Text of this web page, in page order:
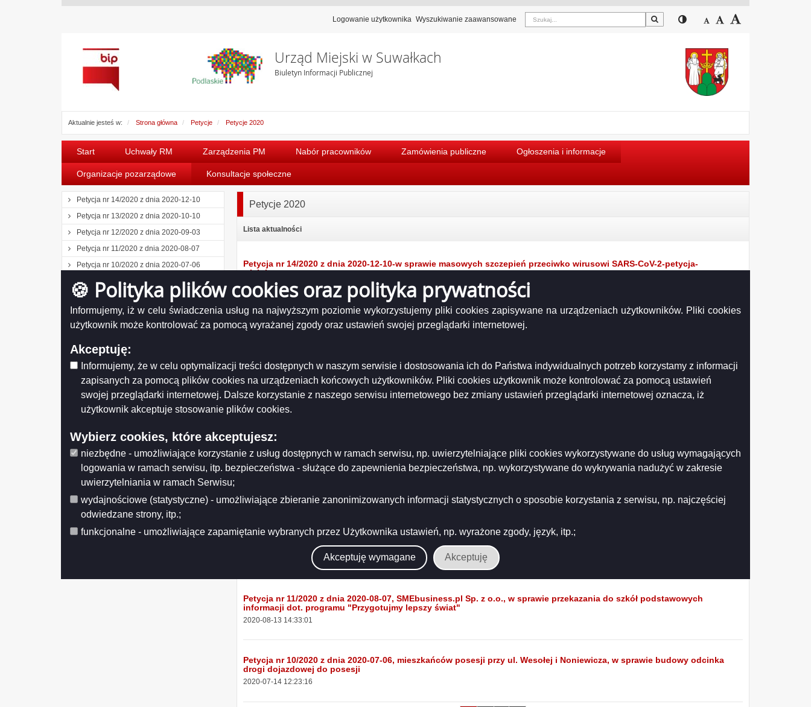
🍪 Polityka plików cookies oraz polityka prywatności
Informujemy, iż w celu świadczenia usług na najwyższym poziomie wykorzystujemy pliki cookies zapisywane na urządzeniach użytkowników. Pliki cookies
użytkownik może kontrolować za pomocą wyrażanej zgody oraz ustawień swojej przeglądarki internetowej.
Akceptuję:
Informujemy, że w celu optymalizacji treści dostępnych w naszym serwisie i dostosowania ich do Państwa indywidualnych potrzeb korzystamy z informacji
zapisanych za pomocą plików cookies na urządzeniach końcowych użytkowników. Pliki cookies użytkownik może kontrolować za pomocą ustawień
swojej przeglądarki internetowej. Dalsze korzystanie z naszego serwisu internetowego bez zmiany ustawień przeglądarki internetowej oznacza, iż
użytkownik akceptuje stosowanie plików cookies.
Wybierz cookies, które akceptujesz:
niezbędne - umożliwiające korzystanie z usług dostępnych w ramach serwisu, np. uwierzytelniające pliki cookies wykorzystywane do usług wymagających
logowania w ramach serwisu, itp. bezpieczeństwa - służące do zapewnienia bezpieczeństwa, np. wykorzystywane do wykrywania nadużyć w zakresie
uwierzytelniania w ramach Serwisu;
wydajnościowe (statystyczne) - umożliwiające zbieranie zanonimizowanych informacji statystycznych o sposobie korzystania z serwisu, np. najczęściej
odwiedzane strony, itp.;
funkcjonalne - umożliwiające zapamiętanie wybranych przez Użytkownika ustawień, np. wyrażone zgody, język, itp.;
Akceptuję wymagane Akceptuję
Logowanie użytkownika Wyszukiwanie zaawansowane Szukaj Przełącz pomiędzy
Zmniejsz czcionkę
Domyślny rozmiar
Urząd Miejski w Suwałkach
Biuletyn Informacji Publicznej
Aktualnie jesteś w: Strona główna Petycje Petycje 2020
Start Uchwały RM Zarządzenia PM Nabór pracowników Zamówienia publiczne Ogłoszenia i informacje
Organizacje pozarządowe Konsultacje społeczne
Petycja nr 14/2020 z dnia 2020-12-10
Petycja nr 13/2020 z dnia 2020-10-10
Petycja nr 12/2020 z dnia 2020-09-03
Petycja nr 11/2020 z dnia 2020-08-07
Petycja nr 10/2020 z dnia 2020-07-06
Informacja na temat petycji kierowanych do
Prezydenta Miasta Suwałk i Rady Miejskiej
w Suwałkach za 2019 rok
Petycja nr 9/2020 z dnia 2020-05-18 (po
uzupełnieniu z dnia 2020-06-15)
Petycja nr 8/2020 z dnia 2020-04-27
Petycja nr 7/2020 z dnia 2020-03-23
Petycja nr 6/2020 z dnia 2020-03-16
Petycja nr 5/2020 z dnia 2020-02-15
Petycja nr 4/2020 z dnia 2020-02-12
Petycja nr 2/2020 z dnia 2020-01-31
Petycja nr 1/2020 z dnia 2020-01-17
Odwiedzana: 1931
Petycje 2020
Lista aktualności
Petycja nr 14/2020 z dnia 2020-12-10-w sprawie masowych szczepień przeciwko wirusowi SARS-CoV-2-petycja-
wielokrotna
2021-01-18 13:51:01
Petycja nr 9/2020 z dnia 2020-06-15, Kariny S. w sprawie ochrony zieleni i zasobów przyrodniczych Suwałk
Petycja nr 13/2020 z dnia 2020-10-10, Krzysztofa K. w sprawie ochrony zdrowia mieszkańców przed elektroskażeniami
2020-11-19 08:35:40
Petycja nr 12/2020 z dnia 2020-09-03, Kamila R. w sprawie ustawienia kaczkomatów na terenie miasta
2020-10-30 12:37:28
2020-10-06 09:59:32
Petycja nr 8/2020 z dnia 2020-04-27 Karola A., w sprawie przyjęcia przez Radę Miejską uchwały dot. ochrony zdrowia
mieszkańców przed elektroskażeniem
2020-10-06 09:56:10
Petycja nr 11/2020 z dnia 2020-08-07, SMEbusiness.pl Sp. z o.o., w sprawie przekazania do szkół podstawowych
informacji dot. programu "Przygotujmy lepszy świat"
2020-08-13 14:33:01
Petycja nr 10/2020 z dnia 2020-07-06, mieszkańców posesji przy ul. Wesołej i Noniewicza, w sprawie budowy odcinka
drogi dojazdowej do posesji
2020-07-14 12:23:16